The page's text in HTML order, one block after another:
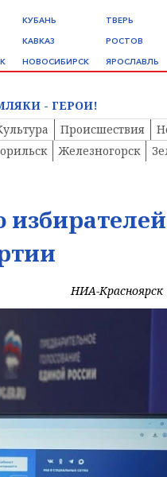
КУБАНЬ
КАВКАЗ
НОВОСИБИРСК
ТВЕРЬ
РОСТОВ
ЯРОСЛАВЛЬ
- ГЕРОИ!
Происшествия
Железногорск
избирателей
НИА-Красноярск